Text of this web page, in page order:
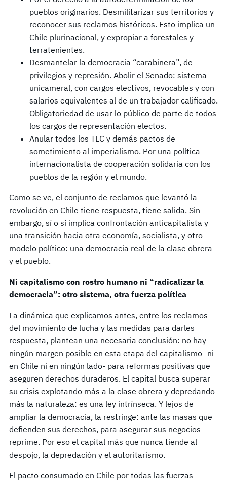
pueblos originarios. Desmilitarizar sus territorios y
reconocer sus reclamos históricos. Esto implica un
Chile plurinacional, y expropiar a forestales y
terratenientes.
Desmantelar la democracia “carabinera”, de
privilegios y represión. Abolir el Senado: sistema
unicameral, con cargos electivos, revocables y con
salarios equivalentes al de un trabajador calificado.
Obligatoriedad de usar lo público de parte de todos
los cargos de representación electos.
Anular todos los TLC y demás pactos de
sometimiento al imperialismo. Por una política
internacionalista de cooperación solidaria con los
pueblos de la región y el mundo.
Como se ve, el conjunto de reclamos que levantó la
revolución en Chile tiene respuesta, tiene salida. Sin
embargo, sí o sí implica confrontación anticapitalista y
una transición hacia otra economía, socialista, y otro
modelo político: una democracia real de la clase obrera
y el pueblo.
Ni capitalismo con rostro humano ni “radicalizar la
democracia”: otro sistema, otra fuerza política
La dinámica que explicamos antes, entre los reclamos
del movimiento de lucha y las medidas para darles
respuesta, plantean una necesaria conclusión: no hay
ningún margen posible en esta etapa del capitalismo -ni
en Chile ni en ningún lado- para reformas positivas que
aseguren derechos duraderos. El capital busca superar
su crisis explotando más a la clase obrera y depredando
más la naturaleza: es una ley intrínseca. Y lejos de
ampliar la democracia, la restringe: ante las masas que
defienden sus derechos, para asegurar sus negocios
reprime. Por eso el capital más que nunca tiende al
despojo, la depredación y el autoritarismo.
El pacto consumado en Chile por todas las fuerzas